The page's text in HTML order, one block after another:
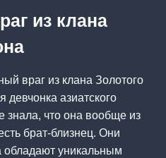
из клана
враг из клана Золотого
азиатского
знала, что она вообще из
брат-близнец. Они
обладают уникальным